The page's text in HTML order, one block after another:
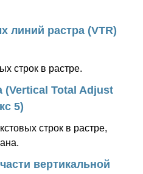
линий растра (VTR)
строк в растре.
(Vertical Total Adjust
5)
строк в растре,
вертикальной